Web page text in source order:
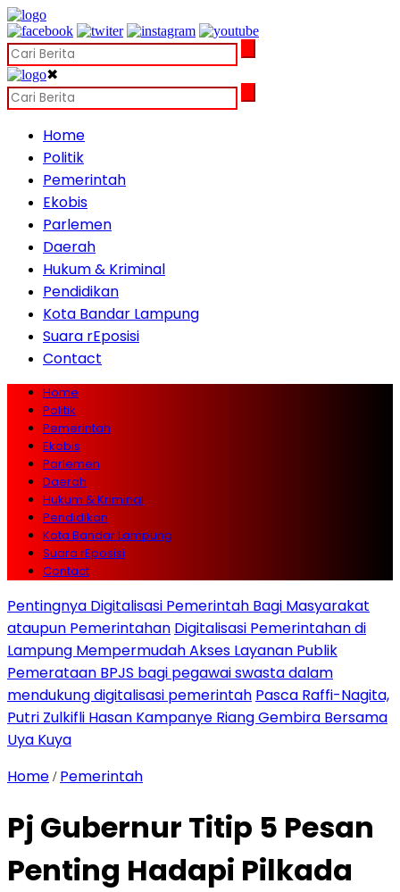
✖
Home
Politik
Pemerintah
Ekobis
Parlemen
Daerah
Hukum & Kriminal
Pendidikan
Kota Bandar Lampung
Suara rEposisi
Contact
Home
Politik
Pemerintah
Ekobis
Parlemen
Daerah
Hukum & Kriminal
Pendidikan
Kota Bandar Lampung
Suara rEposisi
Contact
Pentingnya Digitalisasi Pemerintah Bagi Masyarakat
ataupun Pemerintahan Digitalisasi Pemerintahan di
Lampung Mempermudah Akses Layanan Publik
Pemerataan BPJS bagi pegawai swasta dalam
mendukung digitalisasi pemerintah Pasca Raffi-Nagita,
Putri Zulkifli Hasan Kampanye Riang Gembira Bersama
Uya Kuya
Home / Pemerintah
Pj Gubernur Titip 5 Pesan
Penting Hadapi Pilkada